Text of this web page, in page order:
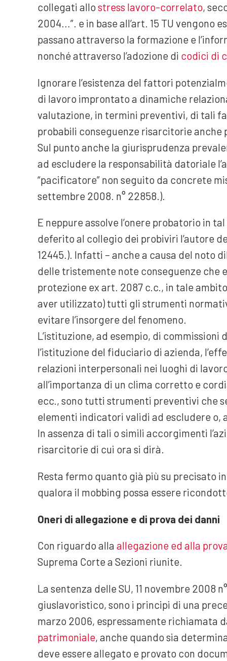
collegati allostress lavoro-correlato,
2004…”. e in base all’art. 15 TU
passano attraverso la formazione e
nonché attraverso l’adozione di codici di
Ignorare l’esistenza del fattori
di lavoro improntato a dinamiche
valutazione, in termini preventivi, di tali
probabili conseguenze risarcitorie anche
Sul punto anche la giurisprudenza
ad escludere la responsabilità datoriale
“pacificatore” non seguito da concrete
settembre 2008. n° 22858.).
E neppure assolve l’onere probatorio in
deferito al collegio dei probiviri l’autore
12445.). Infatti – anche a causa del noto
delle tristemente note conseguenze che
protezione ex art. 2087 c.c., in tale
aver utilizzato) tutti gli strumenti
evitare l’insorgere del fenomeno.
L’istituzione, ad esempio, di commissioni
l’istituzione del fiduciario di azienda,
relazioni interpersonali nei luoghi di
all’importanza di un clima corretto e
ecc., sono tutti strumenti preventivi che
elementi indicatori validi ad escludere o,
In assenza di tali o simili accorgimenti
risarcitorie di cui ora si dirà.
Resta fermo quanto già più su precisato
qualora il mobbing possa essere
Oneri di allegazione e di prova dei danni
Con riguardo alla allegazione ed alla
Suprema Corte a Sezioni riunite.
La sentenza delle SU, 11 novembre 2008
giuslavoristico, sono i principi di una
marzo 2006, espressamente richiamata
patrimoniale, anche quando sia
deve essere allegato e provato con